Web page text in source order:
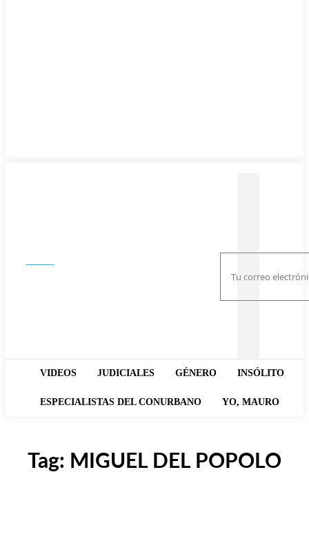
VIDEOS JUDICIALES GÉNERO INSÓLITO
ESPECIALISTAS DEL CONURBANO YO, MAURO
Tag: MIGUEL DEL POPOLO